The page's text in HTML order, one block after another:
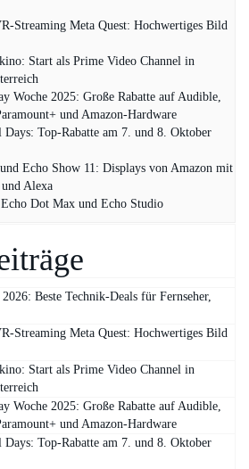
Meta Quest: Hochwertiges Bild
Start als Prime Video Channel in
Woche 2025: Große Rabatte auf Audible,
und Amazon‑Hardware
Top-Rabatte am 7. und 8. Oktober
Echo Show 11: Displays von Amazon mit
Alexa
Dot Max und Echo Studio
Beste Technik-Deals für Fernseher,
Meta Quest: Hochwertiges Bild
Start als Prime Video Channel in
Woche 2025: Große Rabatte auf Audible,
und Amazon‑Hardware
Top-Rabatte am 7. und 8. Oktober